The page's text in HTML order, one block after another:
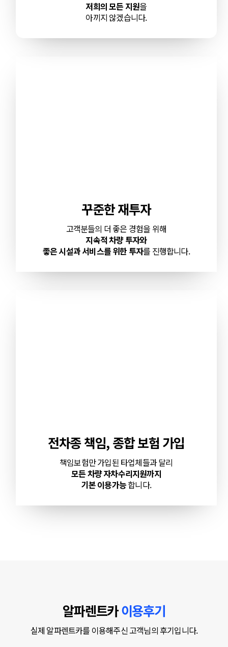
저희의 모든 지원을
아끼지 않겠습니다.
꾸준한 재투자
고객분들의 더 좋은 경험을 위해
지속적 차량 투자와
좋은 시설과 서비스를 위한 투자를 진행합니다.
전차종 책임, 종합 보험 가입
책임보험만 가입된 타업체들과 달리
모든 차량 자차수리지원까지
기본 이용가능합니다.
알파렌트카이용후기
실제 알파렌트카를 이용해주신 고객님의 후기입니다.